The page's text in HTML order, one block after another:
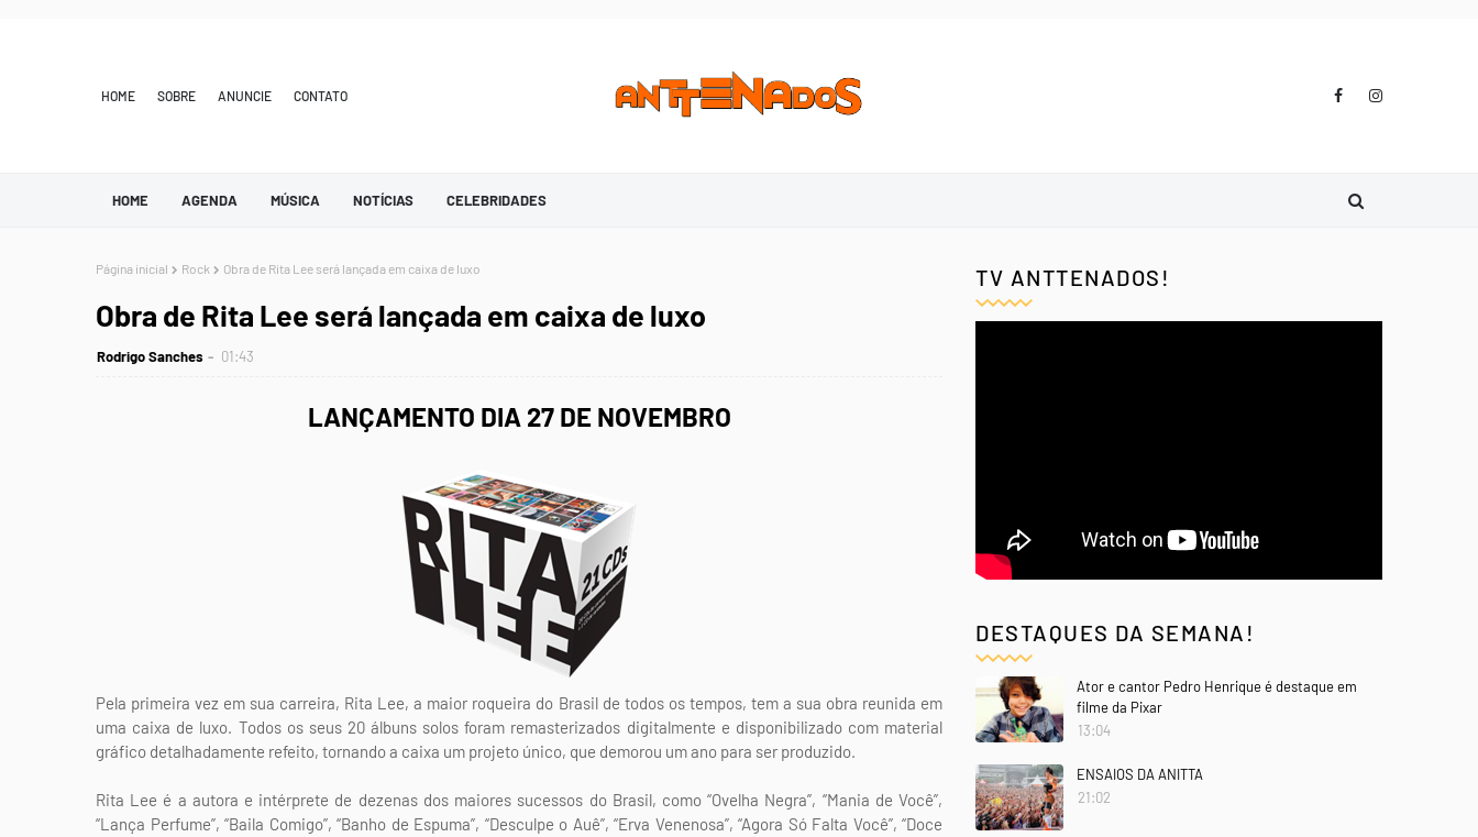
HOME SOBRE ANUNCIE CONTATO
HOME AGENDA MÚSICA NOTÍCIAS CELEBRIDADES
Página inicial Rock Obra de Rita Lee será lançada em caixa de luxo
Obra de Rita Lee será lançada em caixa de luxo
Rodrigo Sanches 01:43
LANÇAMENTO DIA 27 DE NOVEMBRO
Pela primeira vez em sua carreira, Rita Lee, a maior roqueira do Brasil de todos os tempos, tem a sua obra reunida em
uma caixa de luxo. Todos os seus 20 álbuns solos foram remasterizados digitalmente e disponibilizado com material
gráfico detalhadamente refeito, tornando a caixa um projeto único, que demorou um ano para ser produzido.
Rita Lee é a autora e intérprete de dezenas dos maiores sucessos do Brasil, como “Ovelha Negra”, “Mania de Você”,
“Lança Perfume”, “Baila Comigo”, “Banho de Espuma”, “Desculpe o Auê”, “Erva Venenosa”, “Agora Só Falta Você”, “Doce
TV ANTTENADOS!
DESTAQUES DA SEMANA!
Ator e cantor Pedro Henrique é destaque em
filme da Pixar
13:04
ENSAIOS DA ANITTA
21:02